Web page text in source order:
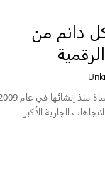
دائم من
الجارية الأكبر